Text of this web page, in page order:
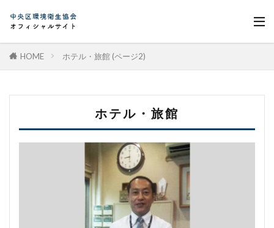
HOME ホテル・旅館 (ページ2)
ホテル・旅館